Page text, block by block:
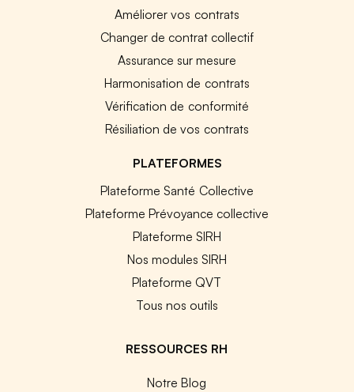
Améliorer vos contrats
Changer de contrat collectif
Assurance sur mesure
Harmonisation de contrats
Vérification de conformité
Résiliation de vos contrats
PLATEFORMES
Plateforme Santé Collective
Plateforme Prévoyance collective
Plateforme SIRH
Nos modules SIRH
Plateforme QVT
Tous nos outils
RESSOURCES RH
Notre Blog